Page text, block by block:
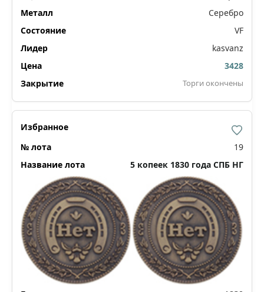
Серебро
VF
kasvanz
3428
Торги окончены
19
5 копеек 1830 года СПБ НГ